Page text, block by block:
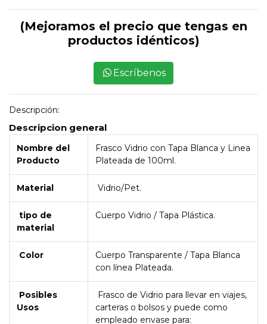
(Mejoramos el precio que tengas en
productos idénticos)
Escríbenos
Descripción:
Descripcion general
Nombre del
Producto
Frasco Vidrio con Tapa Blanca y Linea
Plateada de 100ml.
Material Vidrio/Pet.
tipo de
material
Cuerpo Vidrio / Tapa Plástica.
Color
Cuerpo Transparente / Tapa Blanca
con línea Plateada.
Posibles
Usos
Frasco de Vidrio para llevar en viajes,
carteras o bolsos y puede como
empleado envase para: